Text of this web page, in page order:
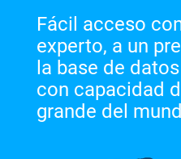
Fácil acceso
experto, a un
la base de
con capacidad
grande del